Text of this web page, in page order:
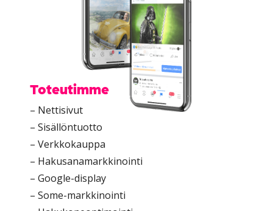
Toteutimme
– Nettisivut
– Sisällöntuotto
– Verkkokauppa
– Hakusanamarkkinointi
– Google-display
– Some-markkinointi